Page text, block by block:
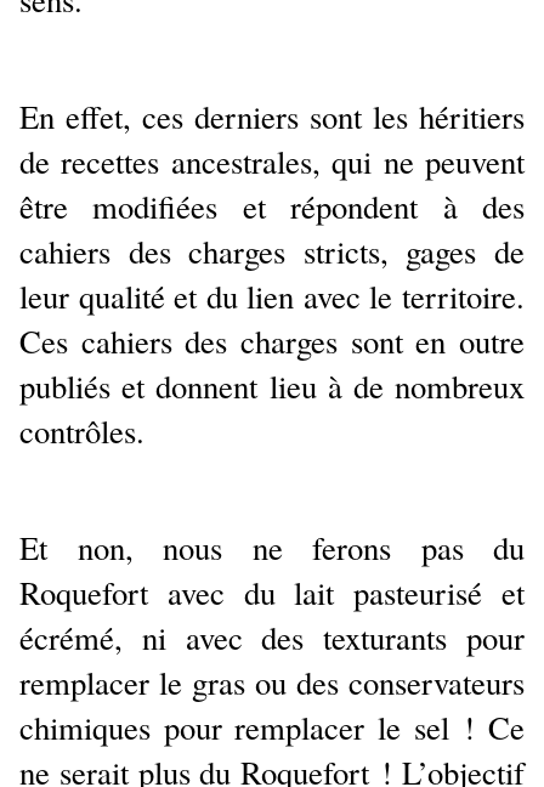
En effet, ces derniers sont les héritiers
de recettes ancestrales, qui ne peuvent
être modifiées et répondent à des
cahiers des charges stricts, gages de
leur qualité et du lien avec le territoire.
Ces cahiers des charges sont en outre
publiés et donnent lieu à de nombreux
contrôles.
Et non, nous ne ferons pas du
Roquefort avec du lait pasteurisé et
écrémé, ni avec des texturants pour
remplacer le gras ou des conservateurs
chimiques pour remplacer le sel ! Ce
ne serait plus du Roquefort ! L’objectif